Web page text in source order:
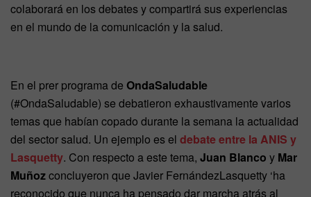
colaborará en los debates y compartirá sus experiencias
en el mundo de la comunicación y la salud.
En el prer programa de OndaSaludable
(#OndaSaludable) se debatieron exhaustivamente varios
temas que habían copado durante la semana la actualidad
del sector salud. Un ejemplo es el debate entre la ANIS y
Lasquetty. Con respecto a este tema, Juan Blanco y Mar
Muñozconcluyeron que Javier FernándezLasquetty ‘ha
reconocido que nunca ha pensado dar marcha atrás al